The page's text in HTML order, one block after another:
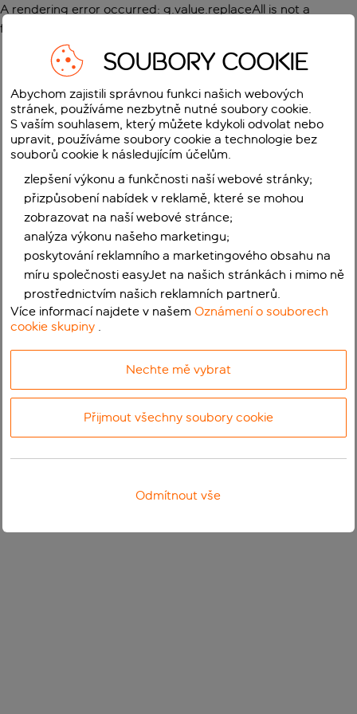
A rendering error occurred: g.value.replaceAll is not a
function
SOUBORY COOKIE
Abychom zajistili správnou funkci našich webových
stránek, používáme nezbytně nutné soubory cookie.
S vaším souhlasem, který můžete kdykoli odvolat nebo
upravit, používáme soubory cookie a technologie bez
souborů cookie k následujícím účelům.
zlepšení výkonu a funkčnosti naší webové stránky;
přizpůsobení nabídek v reklamě, které se mohou
zobrazovat na naší webové stránce;
analýza výkonu našeho marketingu;
poskytování reklamního a marketingového obsahu na
míru společnosti easyJet na našich stránkách i mimo ně
prostřednictvím našich reklamních partnerů.
Více informací najdete v našemOznámení o souborech
cookie skupiny .
Nechte mě vybrat
Přijmout všechny soubory cookie
Odmítnout vše